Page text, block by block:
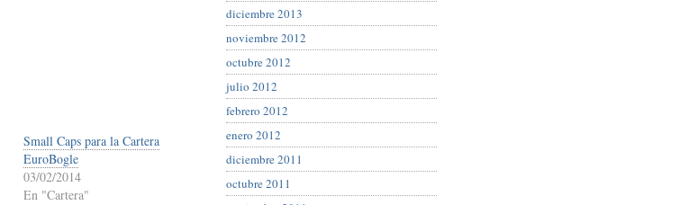
Small Caps para la Cartera
EuroBogle
03/02/2014
En "Cartera"
diciembre 2013
noviembre 2012
octubre 2012
julio 2012
febrero 2012
enero 2012
diciembre 2011
octubre 2011